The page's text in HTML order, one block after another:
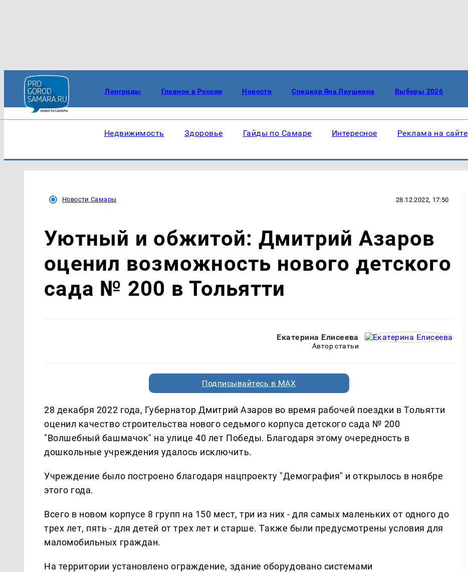
Лонгриды Главное в России Новости Спецкор Яна Лаушкина Выборы 2026
Недвижимость Здоровье Гайды по Самаре Интересное Реклама на сайте
Новости Самары 28.12.2022, 17:50
Уютный и обжитой: Дмитрий Азаров
оценил возможность нового детского
сада № 200 в Тольятти
Екатерина Елисеева
Автор статьи
Подписывайтесь в MAX
28 декабря 2022 года, Губернатор Дмитрий Азаров во время рабочей поездки в Тольятти
оценил качество строительства нового седьмого корпуса детского сада № 200
"Волшебный башмачок" на улице 40 лет Победы. Благодаря этому очередность в
дошкольные учреждения удалось исключить.
Учреждение было построено благодаря нацпроекту "Демография" и открылось в ноябре
этого года.
Всего в новом корпусе 8 групп на 150 мест, три из них - для самых маленьких от одного до
трех лет, пять - для детей от трех лет и старше. Также были предусмотрены условия для
маломобильных граждан.
На территории установлено ограждение, здание оборудовано системами